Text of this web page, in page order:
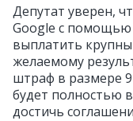
Депутат уверен,
Google с помощью
выплатить
желаемому
штраф в размере
будет полностью
достичь